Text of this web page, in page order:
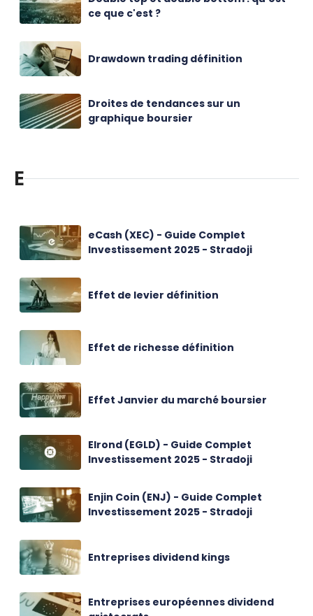
ce que c'est ?
Drawdown trading définition
Droites de tendances sur un
graphique boursier
E
eCash (XEC) - Guide Complet
Investissement 2025 - Stradoji
Effet de levier définition
Effet de richesse définition
Effet Janvier du marché boursier
Elrond (EGLD) - Guide Complet
Investissement 2025 - Stradoji
Enjin Coin (ENJ) - Guide Complet
Investissement 2025 - Stradoji
Entreprises dividend kings
Entreprises européennes dividend